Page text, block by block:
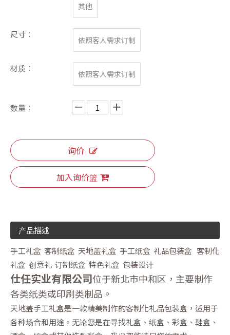
其他
尺寸：
依照客人需求订制
材质：
依照客人需求订制
数量：
询价
加入询价篮
产品描述
手工礼盒 客制纸盒 天地盖礼盒 手工纸盒 礼品包装盒 客制化
礼盒 创意礼 订制纸盒 特色礼盒 包装设计
仕任实业有限公司位于新北市中和区，主要制作
各类纸类或印刷类制品。
天地盖手工礼盒是一款精美制作的客制化礼品包装盒，适用于
各种场合和用途。无论您是在寻找礼盒、纸盒、彩盒、鞋盒、